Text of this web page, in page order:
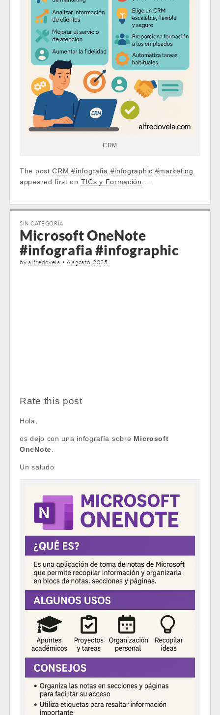
CRM
The postCRM #infografia #infographic #marketing
appeared first on TICs y Formación.…
SIN CATEGORÍA
Microsoft OneNote
#infografia #infographic
byalfredovela • 6 agosto, 2025
Rate this post
Hola,
os dejo con una infografía sobre Microsoft
OneNote.
Un saludo